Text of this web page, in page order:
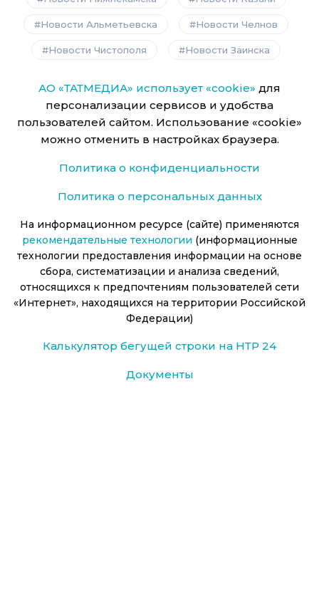
Новости Альметьевска Новости Челнов
Новости Чистополя Новости Заинска
АО «ТАТМЕДИА» использует «cookie» для
персонализации сервисов и удобства
пользователей сайтом. Использование «cookie»
можно отменить в настройках браузера.
Политика о конфиденциальности
Политика о персональных данных
На информационном ресурсе (сайте) применяются
рекомендательные технологии (информационные
технологии предоставления информации на основе
сбора, систематизации и анализа сведений,
относящихся к предпочтениям пользователей сети
«Интернет», находящихся на территории Российской
Федерации)
Калькулятор бегущей строки на НТР 24
Документы